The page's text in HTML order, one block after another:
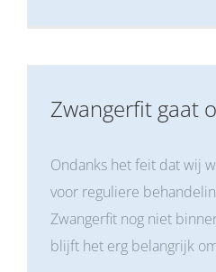
Zwangerfit gaat
Ondanks het feit dat wij
voor reguliere
Zwangerfit nog niet
blijft het erg belangrijk